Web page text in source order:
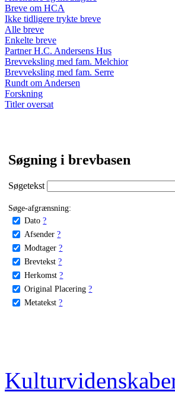
Breve om HCA
Ikke tidligere trykte breve
Alle breve
Enkelte breve
Partner H.C. Andersens Hus
Brevveksling med fam. Melchior
Brevveksling med fam. Serre
Rundt om Andersen
Forskning
Titler oversat
Søgning i brevbasen
Søgetekst
Søge-afgrænsning:
Dato ?
Afsender ?
Modtager ?
Brevtekst ?
Herkomst ?
Original Placering ?
Metatekst ?